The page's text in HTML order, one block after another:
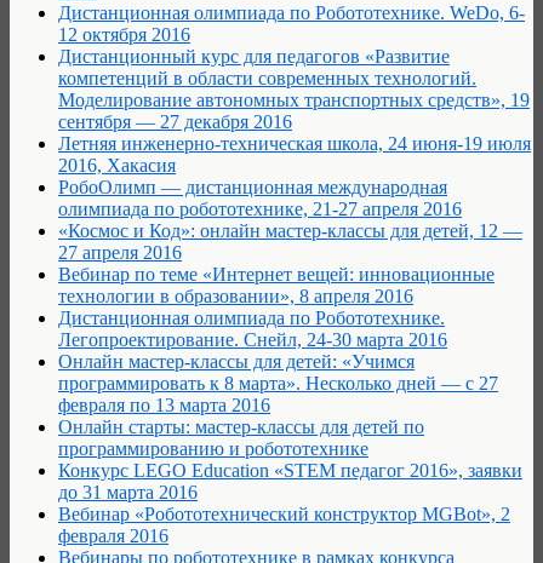
Дистанционная олимпиада по Робототехнике. WeDo, 6-
12 октября 2016
Дистанционный курс для педагогов «Развитие
компетенций в области современных технологий.
Моделирование автономных транспортных средств», 19
сентября — 27 декабря 2016
Летняя инженерно-техническая школа, 24 июня-19 июля
2016, Хакасия
РобоОлимп — дистанционная международная
олимпиада по робототехнике, 21-27 апреля 2016
«Космос и Код»: онлайн мастер-классы для детей, 12 —
27 апреля 2016
Вебинар по теме «Интернет вещей: инновационные
технологии в образовании», 8 апреля 2016
Дистанционная олимпиада по Робототехнике.
Легопроектирование. Снейл, 24-30 марта 2016
Онлайн мастер-классы для детей: «Учимся
программировать к 8 марта». Несколько дней — с 27
февраля по 13 марта 2016
Онлайн старты: мастер-классы для детей по
программированию и робототехнике
Конкурс LEGO Education «STEM педагог 2016», заявки
до 31 марта 2016
Вебинар «Робототехнический конструктор MGBot», 2
февраля 2016
Вебинары по робототехнике в рамках конкурса